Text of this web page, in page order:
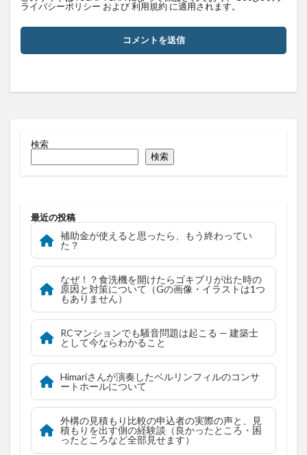
ライバシーポリシー および利用規約 に適用されます。
検索
検索
最近の投稿
補助金が使えると思ったら、もう終わってい
た？
なぜ！？食洗機を開けたらゴキブリが出た時の
原因と対策について（Gの画像・イラストは1つ
もありません）
RCマンションでも騒音問題は起こる — 建築士
として今ならわかること
Himariさんが演奏したベルリンフィルのコンサ
ートホールについて
外構の見積もり比較の申込者の実際の声と、見
積もりを出す側の経験談（良かったところ・困
ったところなど全部見せます）